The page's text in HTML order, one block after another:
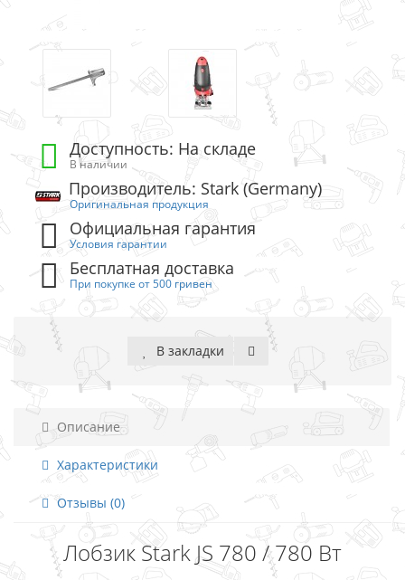
Доступность: На складе
В наличии
Производитель: Stark (Germany)
Оригинальная продукция
Официальная гарантия
Условия гарантии
Бесплатная доставка
При покупке от 500 гривен
В закладки
Описание
Характеристики
Отзывы (0)
Лобзик Stark JS 780 / 780 Вт